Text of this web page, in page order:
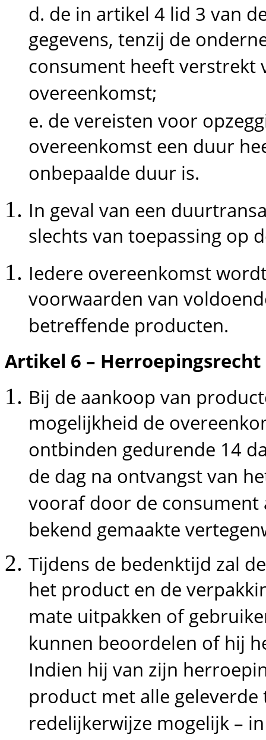
d. de in artikel 4 lid 3 van
gegevens, tenzij de
consument heeft verstrekt
overeenkomst;
e. de vereisten voor
overeenkomst een duur
onbepaalde duur is.
In geval van een
slechts van toepassing op
Iedere overeenkomst
voorwaarden van
betreffende producten.
Artikel 6 – Herroepingsrecht
Bij de aankoop van
mogelijkheid de
ontbinden gedurende 14
de dag na ontvangst van
vooraf door de consument
bekend gemaakte
Tijdens de bedenktijd zal
het product en de
mate uitpakken of
kunnen beoordelen of hij
Indien hij van zijn
product met alle
redelijkerwijze mogelijk –